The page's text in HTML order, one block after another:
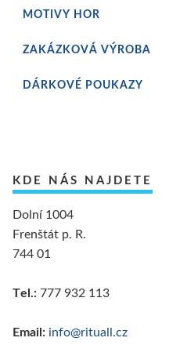
MOTIVY HOR
ZAKÁZKOVÁ VÝROBA
DÁRKOVÉ POUKAZY
KDE NÁS NAJDETE
Dolní 1004
Frenštát p. R.
744 01
Tel.: 777 932 113
Email: info@rituall.cz